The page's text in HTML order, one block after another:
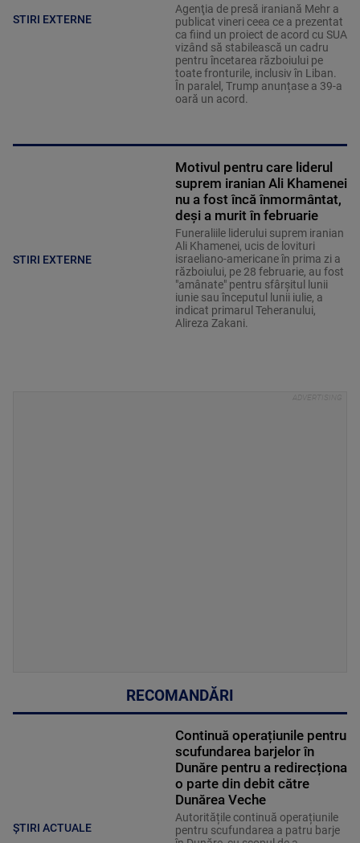
STIRI EXTERNE
Agenţia de presă iraniană Mehr a
publicat vineri ceea ce a prezentat
ca fiind un proiect de acord cu SUA
vizând să stabilească un cadru
pentru încetarea războiului pe
toate fronturile, inclusiv în Liban.
În paralel, Trump anunțase a 39-a
oară un acord.
STIRI EXTERNE
Motivul pentru care liderul
suprem iranian Ali Khamenei
nu a fost încă înmormântat,
deși a murit în februarie
Funeraliile liderului suprem iranian
Ali Khamenei, ucis de lovituri
israeliano-americane în prima zi a
războiului, pe 28 februarie, au fost
"amânate" pentru sfârşitul lunii
iunie sau începutul lunii iulie, a
indicat primarul Teheranului,
Alireza Zakani.
RECOMANDĂRI
ȘTIRI ACTUALE
Continuă operațiunile pentru
scufundarea barjelor în
Dunăre pentru a redirecționa
o parte din debit către
Dunărea Veche
Autoritățile continuă operațiunile
pentru scufundarea a patru barje